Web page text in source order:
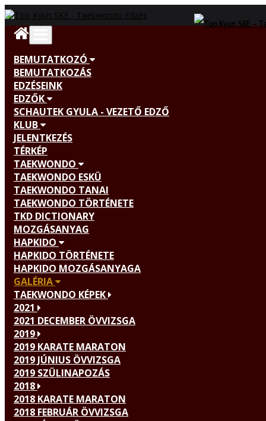
BEMUTATKOZÓ
BEMUTATKOZÁS
EDZÉSEINK
EDZŐK
SCHAUTEK GYULA - VEZETŐ EDZŐ
KLUB
JELENTKEZÉS
TÉRKÉP
TAEKWONDO
TAEKWONDO ESKÜ
TAEKWONDO TANAI
TAEKWONDO TÖRTÉNETE
TKD DICTIONARY
MOZGÁSANYAG
HAPKIDO
HAPKIDO TÖRTÉNETE
HAPKIDO MOZGÁSANYAGA
GALÉRIA
TAEKWONDO KÉPEK
2021
2021 DECEMBER ÖVVIZSGA
2019
2019 KARATE MARATON
2019 JÚNIUS ÖVVIZSGA
2019 SZÜLINAPOZÁS
2018
2018 KARATE MARATON
2018 FEBRUÁR ÖVVIZSGA